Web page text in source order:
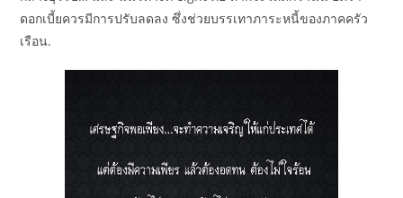
ดอกเบี้ยควรมีการปรับลดลง ซึ่งช่วยบรรเทาภาระหนี้ของภาคครัว
เรือน.